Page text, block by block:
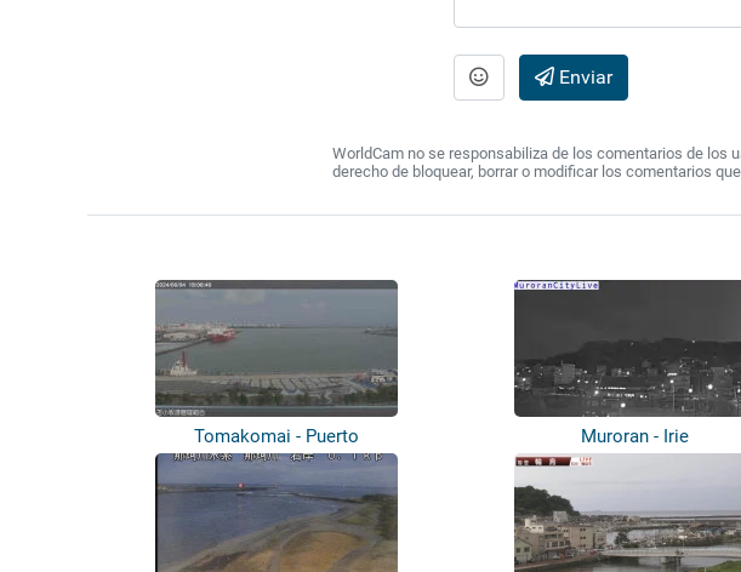
Enviar
WorldCam no se responsabiliza de los comentarios de los
derecho de bloquear, borrar o modificar los comentarios
Tomakomai - Puerto Muroran - Irie